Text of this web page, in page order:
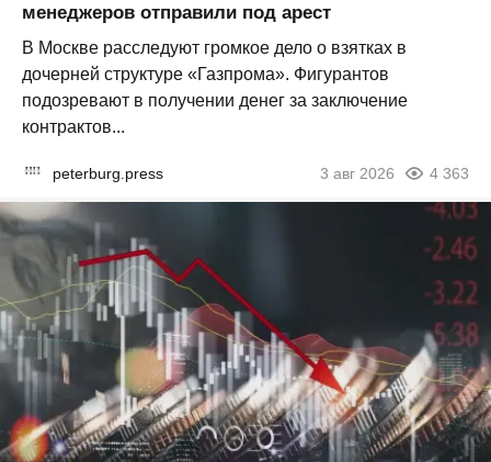
менеджеров отправили под арест
В Москве расследуют громкое дело о взятках в
дочерней структуре «Газпрома». Фигурантов
подозревают в получении денег за заключение
контрактов...
peterburg.press 3 авг 2026 4 363